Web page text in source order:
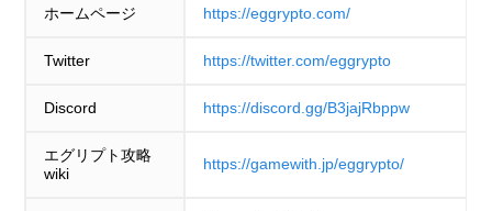
ホームページ https://eggrypto.com/
Twitter https://twitter.com/eggrypto
Discord https://discord.gg/B3jajRbppw
エグリプト攻略
wiki
https://gamewith.jp/eggrypto/